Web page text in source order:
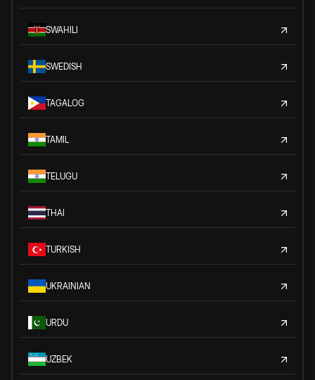
SWAHILI
SWEDISH
TAGALOG
TAMIL
TELUGU
THAI
TURKISH
UKRAINIAN
URDU
UZBEK